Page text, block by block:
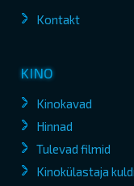
Kontakt
KINO
Kinokavad
Hinnad
Tulevad filmid
Kinokülastaja